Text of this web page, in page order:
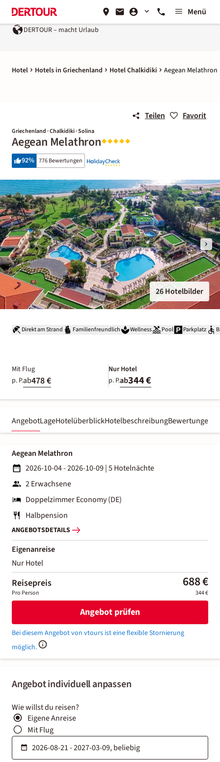
Menü
Urlaub Ein Unternehmen der
Hotel Hotels in Griechenland Hotel Chalkidiki Aegean Melathron
Teilen Favorit
Griechenland · Chalkidiki · Solina
Aegean Melathron
92% 776 Bewertungen
26 Hotelbilder
Direkt am Strand Familienfreundlich Wellness Pool Parkplatz
Mit Flug
p. P.ab478 €
Nur Hotel
p. P.ab344 €
AngebotLageHotelüberblickHotelbeschreibungBewertungen
Angebot individuell anpassen
Wie willst du reisen?
Eigene Anreise
Mit Flug
Aegean Melathron
2026-10-04 - 2026-10-09|5 Hotelnächte
2 Erwachsene
Doppelzimmer Economy (DE)
Halbpension
ANGEBOTSDETAILS
Eigenanreise
Nur Hotel
Reisepreis 688 €
Pro Person 344 €
Angebot prüfen
Bei diesem Angebot von vtours ist eine flexible Stornierung
möglich.